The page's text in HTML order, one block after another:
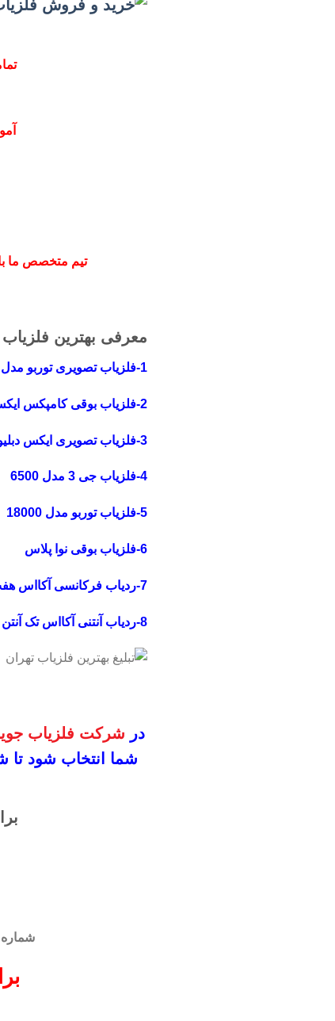
تیم متخصص ما با
معرفی بهترین
1-فلزیاب تصویری توربو مدل 20000
2-فلزیاب بوقی کامپکس ایکس 5
3-فلزیاب تصویری ایکس دبلیو
4-فلزیاب جی 3 مدل 6500
5-فلزیاب توربو مدل 18000
6-فلزیاب بوقی نوا پلاس
7-ردیاب فرکانسی آکااس هفت آنتن
8-ردیاب آنتنی آکااس تک آنتن
در شرکت فلزیاب
شما انتخاب شود تا